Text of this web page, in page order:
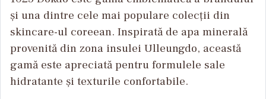
și una dintre cele mai populare colecții din
skincare-ul coreean. Inspirată de apa minerală
provenită din zona insulei Ulleungdo, această
gamă este apreciată pentru formulele sale
hidratante și texturile confortabile.